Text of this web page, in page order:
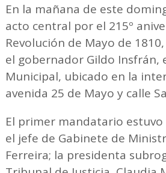
En la mañana de este
acto central por el 215º
Revolución de Mayo de
el gobernador Gildo Insfrán,
Municipal, ubicado en la
avenida 25 de Mayo y calle
El primer mandatario
el jefe de Gabinete de
Ferreira; la presidenta